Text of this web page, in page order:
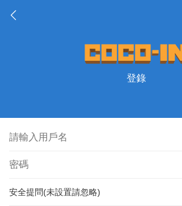
登錄
安全提問(未設置請忽略)